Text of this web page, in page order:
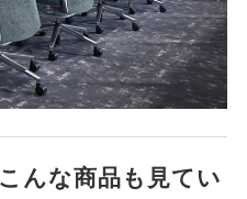
んな商品も見てい